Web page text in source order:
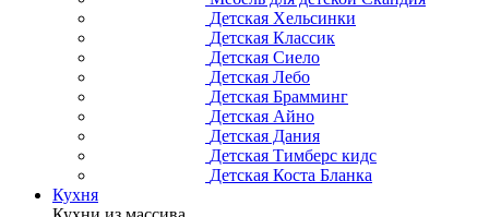
Детская Хельсинки
Детская Классик
Детская Сиело
Детская Лебо
Детская Брамминг
Детская Айно
Детская Дания
Детская Тимберс кидс
Детская Коста Бланка
Кухня